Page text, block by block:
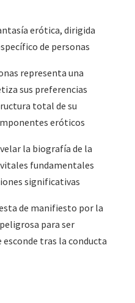
erótica, dirigida
de personas
representa una
sus preferencias
total de su
eróticos
la biografía de la
fundamentales
significativas
de manifiesto por la
para ser
tras la conducta